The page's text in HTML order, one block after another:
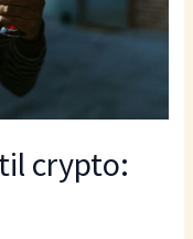
crypto: